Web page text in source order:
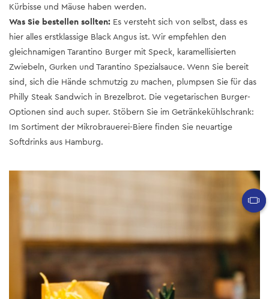
Kürbisse und Mäuse haben werden.
Was Sie bestellen sollten: Es versteht sich von selbst, dass es
hier alles erstklassige Black Angus ist. Wir empfehlen den
gleichnamigen Tarantino Burger mit Speck, karamellisierten
Zwiebeln, Gurken und Tarantino Spezialsauce. Wenn Sie bereit
sind, sich die Hände schmutzig zu machen, plumpsen Sie für das
Philly Steak Sandwich in Brezelbrot. Die vegetarischen Burger-
Optionen sind auch super. Stöbern Sie im Getränkekühlschrank:
Im Sortiment der Mikrobrauerei-Biere finden Sie neuartige
Softdrinks aus Hamburg.